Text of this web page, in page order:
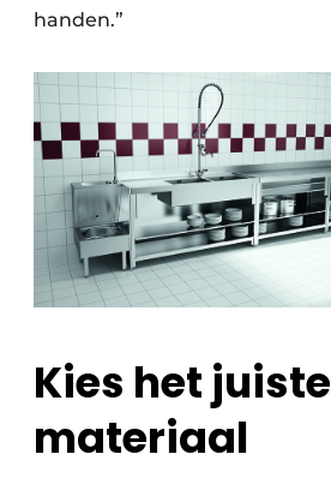
handen.”
Kies het juiste
materiaal